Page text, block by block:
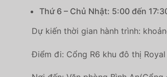
Thứ 6 – Chủ Nhật: 5:00 đến
Dự kiến thời gian hành trình:
Điểm đi: Cổng R6 khu đô thị